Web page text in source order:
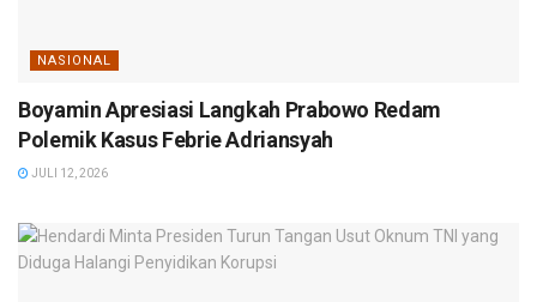
NASIONAL
Boyamin Apresiasi Langkah Prabowo Redam
Polemik Kasus Febrie Adriansyah
JULI 12, 2026